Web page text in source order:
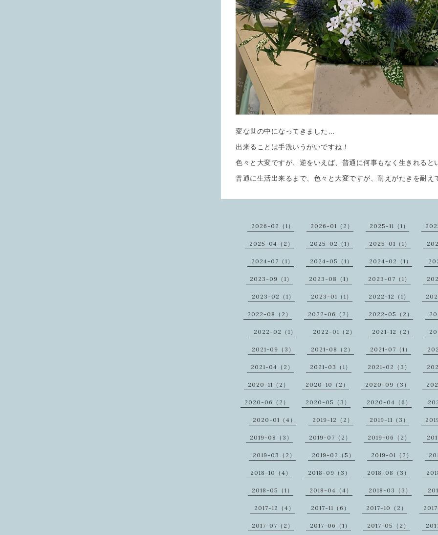
変な世の中になってきました…
出来ることは手洗いうがいですね！
色々と大変ですが、逆をいえば、普通に何事もなく生きれると
普通に生活出来るまで、色々と大変ですが、耐えがたきを耐え
2026-02（1） 2026-01（2） 2025-11（1）
2025-04（2） 2025-02（1） 2025-01（1）
2024-07（1） 2024-05（1） 2024-02（1）
2023-09（1） 2023-08（1） 2023-07（1）
2023-02（1） 2023-01（1） 2022-12（1）
2022-08（2） 2022-06（2） 2022-05（2）
2022-02（1） 2022-01（2） 2021-12（2）
2021-09（3） 2021-08（2） 2021-07（1）
2021-04（2） 2021-03（1） 2021-02（3）
2020-11（2） 2020-10（2） 2020-09（3）
2020-06（2） 2020-05（3） 2020-04（6）
2020-01（4） 2019-12（2） 2019-11（3）
2019-08（3） 2019-07（2） 2019-06（2）
2019-03（2） 2019-02（5） 2019-01（2）
2018-10（4） 2018-09（3） 2018-08（3）
2018-05（1） 2018-04（4） 2018-03（3）
2017-12（4） 2017-11（6） 2017-10（2）
2017-07（2） 2017-06（1） 2017-05（2）